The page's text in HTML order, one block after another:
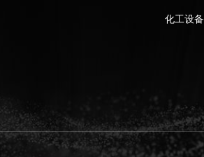
化工设备